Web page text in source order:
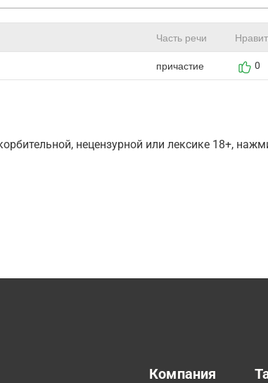
Часть речи
причастие 0
нецензурной или лексике 18+,
Компания